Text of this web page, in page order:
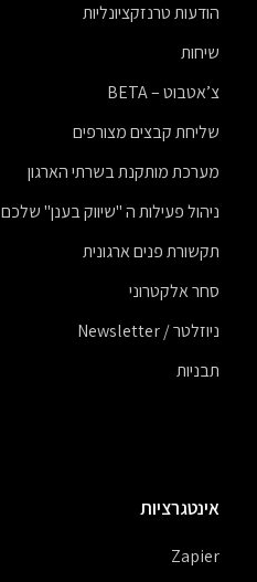
הודעות טרנזקציונליות
שיחות
צ’אטבוט – BETA
שליחת קבצים מצורפים
מערכת מותקנת בשרתי הארגון
ניהול פעילות ה "שיווק בענן" שלכם
תקשורת פנים ארגונית
סחר אלקטרוני
ניוזלטר / Newsletter
תבניות
אינטגרציות
Zapier